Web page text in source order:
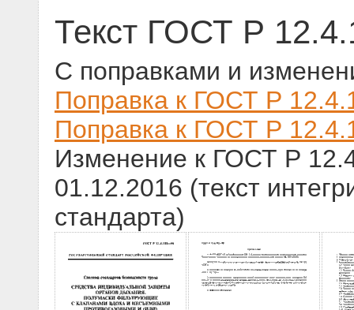
Текст ГОСТ Р
С поправками и
Поправка к ГОСТ Р
Поправка к ГОСТ Р
Изменение к ГОСТ Р
01.12.2016 (текст
стандарта)